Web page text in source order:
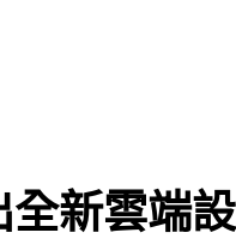
新雲端